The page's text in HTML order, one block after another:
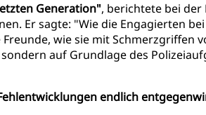
Generation", berichtete bei
Er sagte: "Wie die Engagierten
wie sie mit
auf Grundlage des
endlich